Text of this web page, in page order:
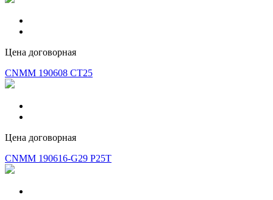
Цена договорная
CNMM 190608 CT25
Цена договорная
CNMM 190616-G29 P25T